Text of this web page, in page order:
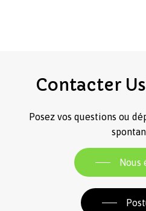
Contacter
Posez vos questions ou
Nous